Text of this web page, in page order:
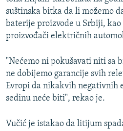
suštinska bitka da li možemo
baterije proizvode u Srbiji, kao
proizvođači električnih
"Nećemo ni pokušavati niti sa
ne dobijemo garancije svih
Evropi da nikakvih negativnih
sedinu neće biti", rekao je.
Vučić je istakao da litijum